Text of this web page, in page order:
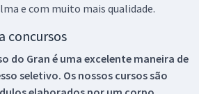
e com muito mais qualidade.
concursos
do Gran é uma excelente maneira de
seletivo. Os nossos cursos são